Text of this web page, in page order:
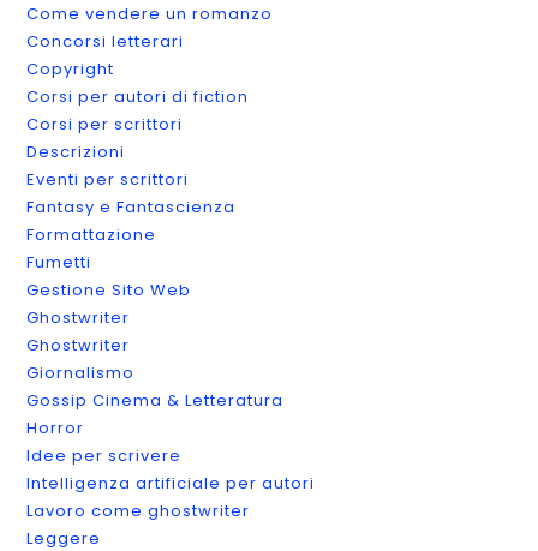
Come vendere un romanzo
Concorsi letterari
Copyright
Corsi per autori di fiction
Corsi per scrittori
Descrizioni
Eventi per scrittori
Fantasy e Fantascienza
Formattazione
Fumetti
Gestione Sito Web
Ghostwriter
Ghostwriter
Giornalismo
Gossip Cinema & Letteratura
Horror
Idee per scrivere
Intelligenza artificiale per autori
Lavoro come ghostwriter
Leggere